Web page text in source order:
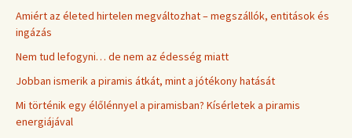
Amiért az életed hirtelen megváltozhat – megszállók, entitások és
ingázás
Nem tud lefogyni… de nem az édesség miatt
Jobban ismerik a piramis átkát, mint a jótékony hatását
Mi történik egy élőlénnyel a piramisban? Kísérletek a piramis
energiájával